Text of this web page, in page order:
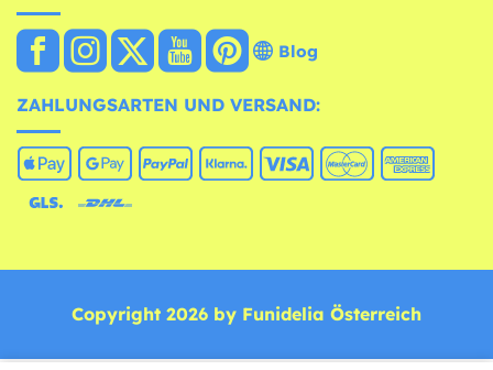
Blog
ZAHLUNGSARTEN UND VERSAND:
Copyright 2026 by Funidelia Österreich